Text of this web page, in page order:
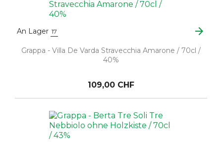
An Lager 17 arrow_forward
Grappa - Villa De Varda Stravecchia Amarone / 70cl /
40%
109,00 CHF